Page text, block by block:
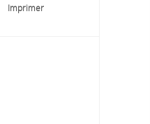
Imprimer